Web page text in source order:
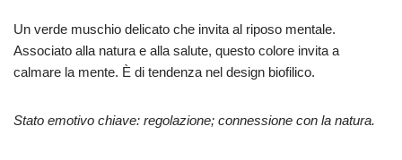
Un verde muschio delicato che invita al riposo mentale.
Associato alla natura e alla salute, questo colore invita a
calmare la mente. È di tendenza nel design biofilico.
Stato emotivo chiave: regolazione; connessione con la natura.